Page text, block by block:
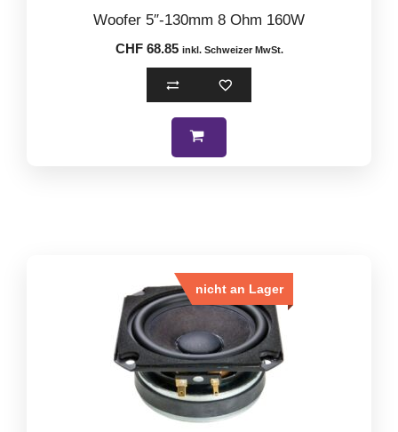
0
o
t
5
Woofer 5″-130mm 8 Ohm 160W
CHF68.85 inkl. Schweizer MwSt.
nicht an Lager